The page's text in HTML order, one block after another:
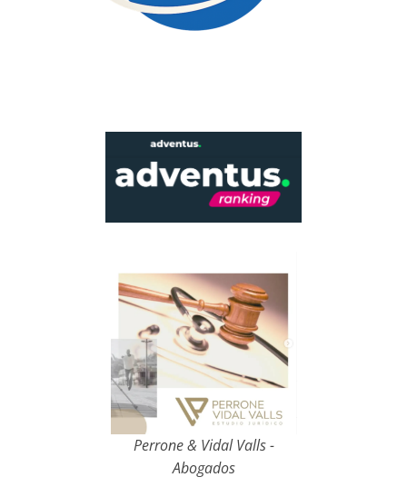
Perrone & Vidal Valls -
Abogados